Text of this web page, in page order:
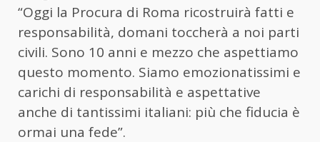
“Oggi la Procura di Roma ricostruirà fatti e
responsabilità, domani toccherà a noi parti
civili. Sono 10 anni e mezzo che aspettiamo
questo momento. Siamo emozionatissimi e
carichi di responsabilità e aspettative
anche di tantissimi italiani: più che fiducia è
ormai una fede”.